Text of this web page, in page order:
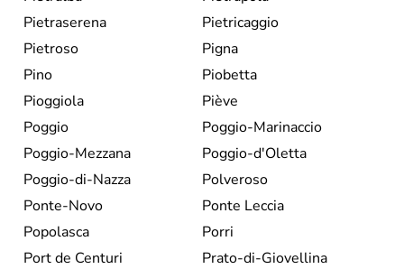
Pietraserena
Pietricaggio
Pietroso
Pigna
Pino
Piobetta
Pioggiola
Piève
Poggio
Poggio-Marinaccio
Poggio-Mezzana
Poggio-d'Oletta
Poggio-di-Nazza
Polveroso
Ponte-Novo
Ponte Leccia
Popolasca
Porri
Port de Centuri
Prato-di-Giovellina